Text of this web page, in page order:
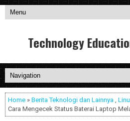
Technology
Home » Berita Teknologi dan Lainnya
Cara Mengecek Status Baterai Laptop